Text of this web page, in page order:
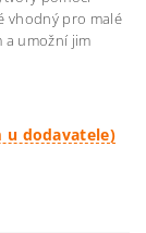
vhodný pro malé
a umožní jim
u dodavatele)